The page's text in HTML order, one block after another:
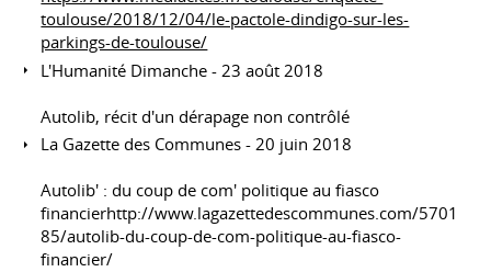
toulouse/2018/12/04/le-pactole-dindigo-sur-les-
parkings-de-toulouse/
L'Humanité Dimanche - 23 août 2018
Autolib, récit d'un dérapage non contrôlé
La Gazette des Communes - 20 juin 2018
Autolib' : du coup de com' politique au fiasco
financierhttp://www.lagazettedescommunes.com/5701
85/autolib-du-coup-de-com-politique-au-fiasco-
financier/